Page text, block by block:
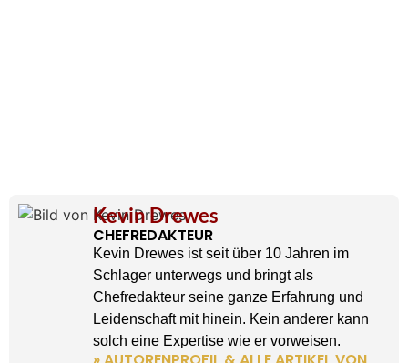
Kevin Drewes
CHEFREDAKTEUR
Kevin Drewes ist seit über 10 Jahren im
Schlager unterwegs und bringt als
Chefredakteur seine ganze Erfahrung und
Leidenschaft mit hinein. Kein anderer kann
solch eine Expertise wie er vorweisen.